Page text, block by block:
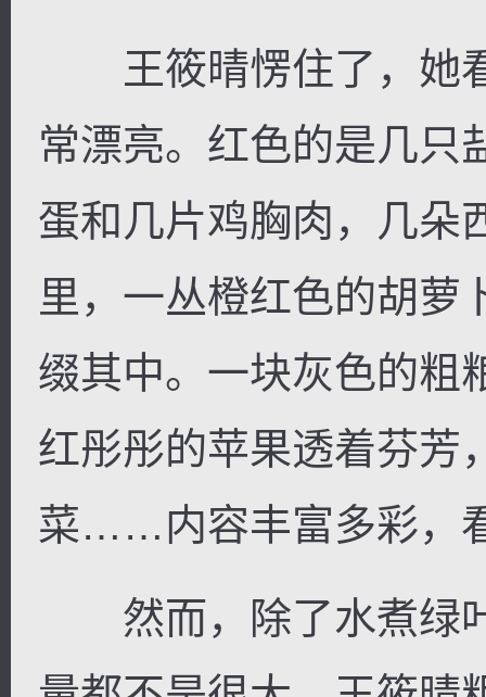
王筱晴愣住了，她
常漂亮。红色的是几只
蛋和几片鸡胸肉，几朵
里，一丛橙红色的胡萝
缀其中。一块灰色的粗
红彤彤的苹果透着芬芳
菜……内容丰富多彩，
然而，除了水煮绿